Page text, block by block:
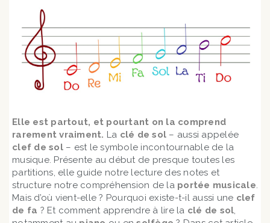
Elle est partout, et pourtant on la comprend
rarement vraiment. La clé de sol – aussi appelée
clef de sol– est le symbole incontournable de la
musique. Présente au début de presque toutes les
partitions, elle guide notre lecture des notes et
structure notre compréhension de la portée musicale.
Mais d’où vient-elle ? Pourquoi existe-t-il aussi une clef
de fa ? Et comment apprendre à lire la clé de sol,